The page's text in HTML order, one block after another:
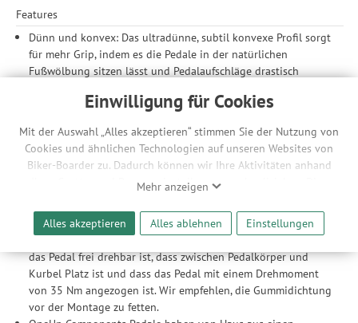
Einwilligung für Cookies
Mit der Auswahl „Alles akzeptieren“ stimmen Sie der Nutzung von
Cookies und ähnlichen Technologien auf unseren Websites von
Biker-Boarder zu. Dadurch können wir Ihre Aktivitäten anhand
Ihrer Geräte- und Browsereinstellungen nachvollziehen. Dies
ermöglicht es uns, anhand ihrer Interessen nutzungsbasierte
Werbeanzeigen für Sie bereitzustellen sowie Funktionalitäten
unserer Website sicherzustellen und stetig zu verbessern. Dabei
werden Ihre Daten auch an Drittanbieter und Werbepartner
weitergegeben. Die Verarbeitung erfolgt ausschließlich zum
Zwecke der Einbindung von Streaming-Inhalten und der
Durchführung von statistischer Analyse, Reichweitenmessungen,
Produktempfehlungen und nutzungsbasierter Werbung.
Mehr anzeigen
Alles akzeptieren Alles ablehnen Einstellungen
Features
Dünn und konvex: Das ultradünne, subtil konvexe Profil sorgt
für mehr Grip, indem es die Pedale in der natürlichen
Fußwölbung sitzen lässt und Pedalaufschläge drastisch
Große Plattform: Die riesige 115 x 105 mm Plattform hat 10
halten und mehr Leistung bei Anstiegen zu liefern.
Leichtgewicht: Mit einem Gewicht von nur 386 g bremst das
OneUp Aluminium-Pedal dich bei Anstiegen nicht aus. Ihr
robustes Design wird dich auch nicht im Stich lassen.
Was du wissen solltest
Bei der Montage an den Kurbeln ist darauf zu achten, dass
das Pedal frei drehbar ist, dass zwischen Pedalkörper und
Kurbel Platz ist und dass das Pedal mit einem Drehmoment
von 35 Nm angezogen ist. Wir empfehlen, die Gummidichtung
vor der Montage zu fetten.